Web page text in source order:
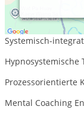
Praxis für
Stuttgart
Systemisch-
Hypnosystemische
Prozessorientierte
Mental Coaching